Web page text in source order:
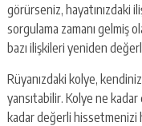
görürseniz, hayatınızdaki
sorgulama zamanı gelmiş
bazı ilişkileri yeniden
Rüyanızdaki kolye,
yansıtabilir. Kolye ne
kadar değerli hissetmenizi